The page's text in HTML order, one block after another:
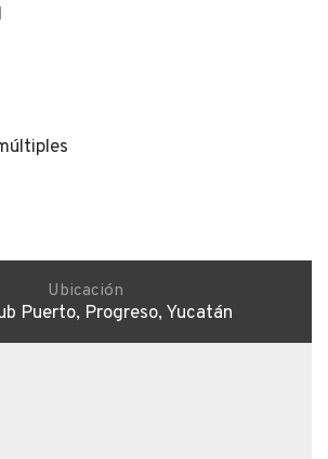
Ubicación
Puerto, Progreso, Yucatán